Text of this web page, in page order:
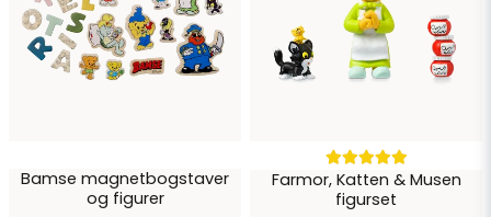
Bamse magnetbogstaver
og figurer
Farmor, Katten & Musen
figurset